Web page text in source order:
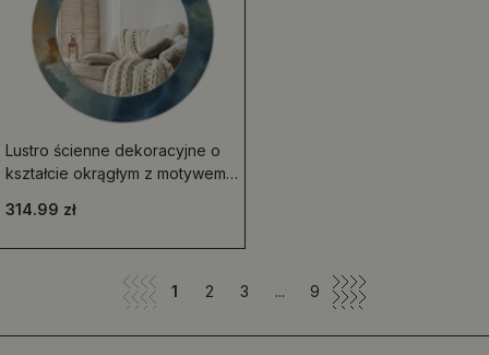
Lustro ścienne dekoracyjne o
kształcie okrągłym z motywem
314.99 zł
1 2 3 ... 9